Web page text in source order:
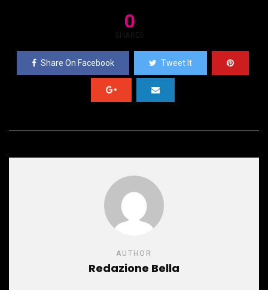
0
SHARES
Share On Facebook Tweet It
AUTHOR
Redazione Bella